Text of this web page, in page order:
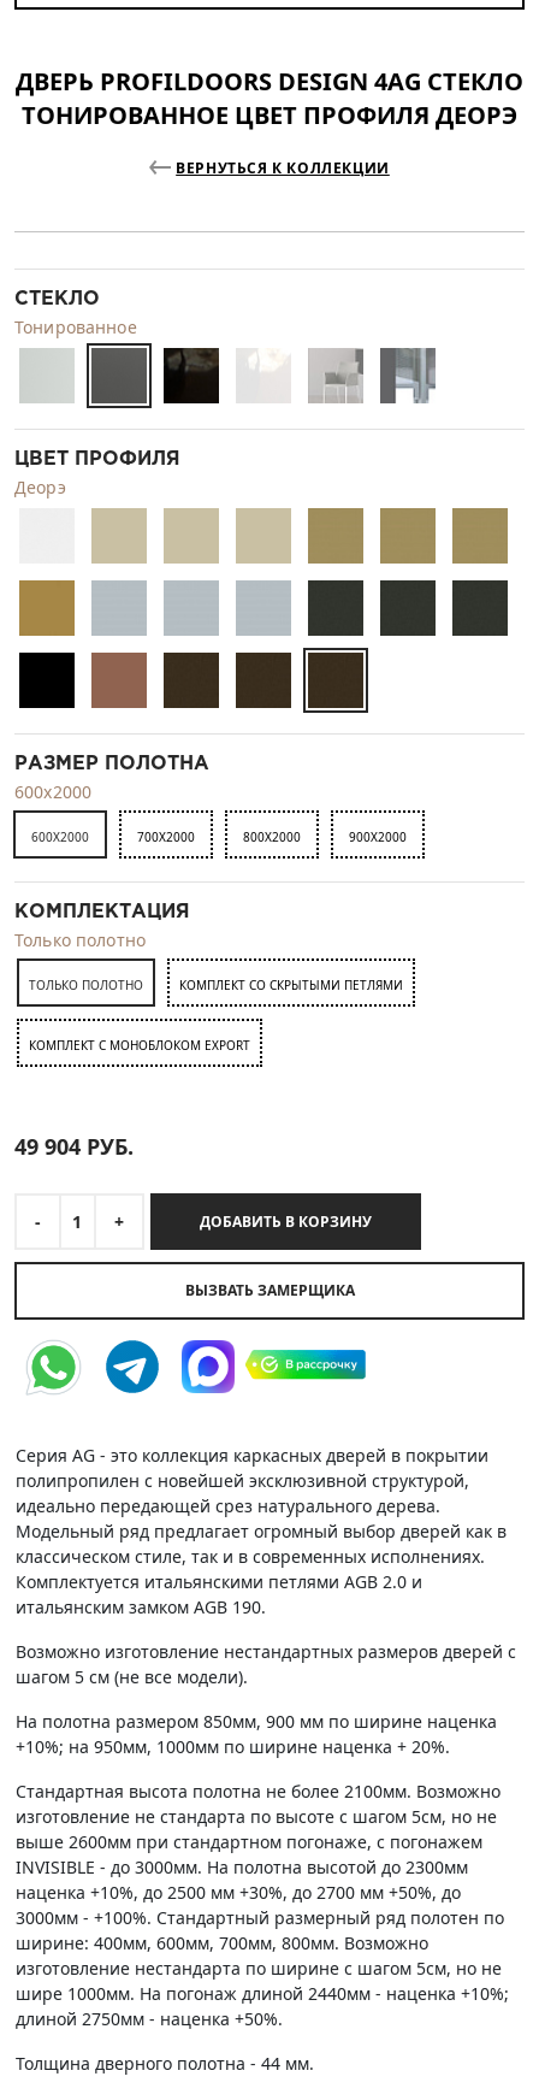
ДВЕРЬ PROFILDOORS DESIGN 4AG СТЕКЛО
ТОНИРОВАННОЕ ЦВЕТ ПРОФИЛЯ ДЕОРЭ
ВЕРНУТЬСЯ К КОЛЛЕКЦИИ
СТЕКЛО
Тонированное
ЦВЕТ ПРОФИЛЯ
Деорэ
РАЗМЕР ПОЛОТНА
600x2000
600X2000 700X2000 800X2000 900X2000
КОМПЛЕКТАЦИЯ
Только полотно
ТОЛЬКО ПОЛОТНО КОМПЛЕКТ СО СКРЫТЫМИ ПЕТЛЯМИ
КОМПЛЕКТ C МОНОБЛОКОМ EXPORT
49 904 РУБ.
- 1 + ДОБАВИТЬ В КОРЗИНУ
ВЫЗВАТЬ ЗАМЕРЩИКА
Серия AG - это коллекция каркасных дверей в покрытии
полипропилен с новейшей эксклюзивной структурой,
идеально передающей срез натурального дерева.
Модельный ряд предлагает огромный выбор дверей как в
классическом стиле, так и в современных исполнениях.
Комплектуется итальянскими петлями AGB 2.0 и
итальянским замком AGB 190.
Возможно изготовление нестандартных размеров дверей с
шагом 5 см (не все модели).
На полотна размером 850мм, 900 мм по ширине наценка
+10%; на 950мм, 1000мм по ширине наценка + 20%.
Стандартная высота полотна не более 2100мм. Возможно
изготовление не стандарта по высоте с шагом 5см, но не
выше 2600мм при стандартном погонаже, с погонажем
INVISIBLE - до 3000мм. На полотна высотой до 2300мм
наценка +10%, до 2500 мм +30%, до 2700 мм +50%, до
3000мм - +100%. Стандартный размерный ряд полотен по
ширине: 400мм, 600мм, 700мм, 800мм. Возможно
изготовление нестандарта по ширине с шагом 5см, но не
шире 1000мм. На погонаж длиной 2440мм - наценка +10%;
длиной 2750мм - наценка +50%.
Толщина дверного полотна - 44 мм.